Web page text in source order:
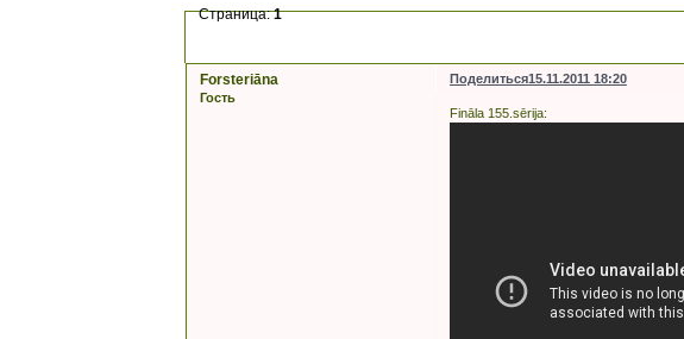
Страница:1
Поделиться15.11.2011 18:20
Forsteriāna
Гость
Fināla 155.sērija: